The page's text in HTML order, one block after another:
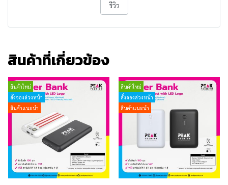
รีวิว
สินค้าที่เกี่ยวข้อง
สินค้าใหม่
สั่งจองล่วงหน้า
สินค้าแนะนำ
สินค้าใหม่
สั่งจองล่วงหน้า
สินค้าแนะนำ